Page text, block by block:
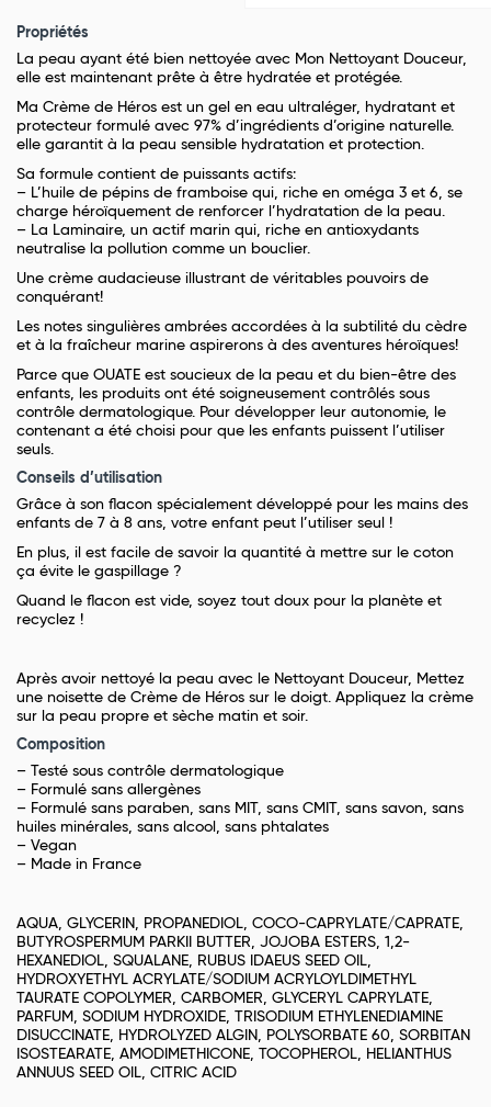
Propriétés
La peau ayant été bien nettoyée avec Mon Nettoyant Douceur,
elle est maintenant prête à être hydratée et protégée.
Ma Crème de Héros est un gel en eau ultraléger, hydratant et
protecteur formulé avec 97% d’ingrédients d’origine naturelle.
elle garantit à la peau sensible hydratation et protection.
Sa formule contient de puissants actifs:
– L’huile de pépins de framboise qui, riche en oméga 3 et 6, se
charge héroïquement de renforcer l’hydratation de la peau.
– La Laminaire, un actif marin qui, riche en antioxydants
neutralise la pollution comme un bouclier.
Une crème audacieuse illustrant de véritables pouvoirs de
conquérant!
Les notes singulières ambrées accordées à la subtilité du cèdre
et à la fraîcheur marine aspirerons à des aventures héroïques!
Parce que OUATE est soucieux de la peau et du bien-être des
enfants, les produits ont été soigneusement contrôlés sous
contrôle dermatologique. Pour développer leur autonomie, le
contenant a été choisi pour que les enfants puissent l’utiliser
seuls.
Conseils d’utilisation
Grâce à son flacon spécialement développé pour les mains des
enfants de 7 à 8 ans, votre enfant peut l’utiliser seul !
En plus, il est facile de savoir la quantité à mettre sur le coton
ça évite le gaspillage ?
Quand le flacon est vide, soyez tout doux pour la planète et
recyclez !
Après avoir nettoyé la peau avec le Nettoyant Douceur, Mettez
une noisette de Crème de Héros sur le doigt. Appliquez la crème
sur la peau propre et sèche matin et soir.
Composition
– Testé sous contrôle dermatologique
– Formulé sans allergènes
– Formulé sans paraben, sans MIT, sans CMIT, sans savon, sans
huiles minérales, sans alcool, sans phtalates
– Vegan
– Made in France
AQUA, GLYCERIN, PROPANEDIOL, COCO-CAPRYLATE/CAPRATE,
BUTYROSPERMUM PARKII BUTTER, JOJOBA ESTERS, 1,2-
HEXANEDIOL, SQUALANE, RUBUS IDAEUS SEED OIL,
HYDROXYETHYL ACRYLATE/SODIUM ACRYLOYLDIMETHYL
TAURATE COPOLYMER, CARBOMER, GLYCERYL CAPRYLATE,
PARFUM, SODIUM HYDROXIDE, TRISODIUM ETHYLENEDIAMINE
DISUCCINATE, HYDROLYZED ALGIN, POLYSORBATE 60, SORBITAN
ISOSTEARATE, AMODIMETHICONE, TOCOPHEROL, HELIANTHUS
ANNUUS SEED OIL, CITRIC ACID